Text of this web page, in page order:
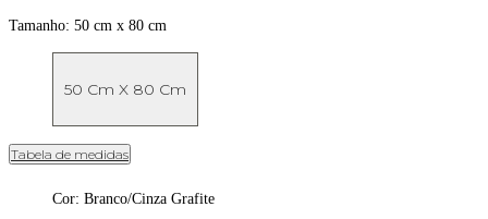
Tamanho: 50 cm x 80 cm
50 Cm X 80 Cm
Tabela de medidas
Cor: Branco/Cinza Grafite